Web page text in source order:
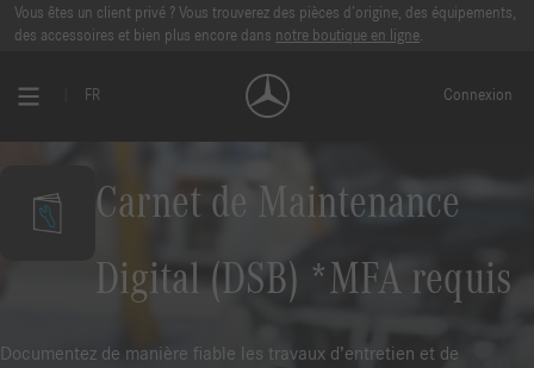
Vous êtes un client privé ? Vous trouverez des pièces d’origine, des équipements,
des accessoires et bien plus encore dans notre boutique en ligne.
FR Connexion
Carnet de Maintenance
Digital (DSB) *MFA requis
Documentez de manière fiable les travaux d’entretien et de